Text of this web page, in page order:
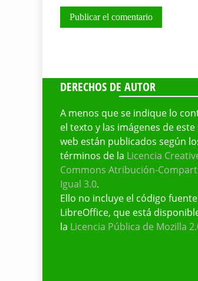
DERECHOS DE AUTOR
A menos que se indique lo
el texto y las imágenes de
web están publicados según
términos de la Licencia
Commons Atribución-
Igual 3.0.
Ello no incluye el código
LibreOffice, que está
la Licencia Pública de Mozilla